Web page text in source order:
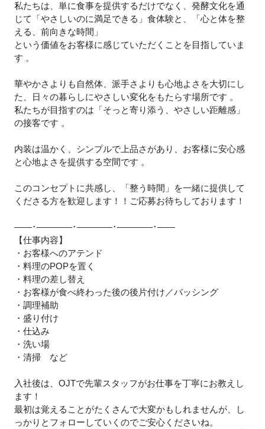
私たちは、単に食事を提供するだけでなく、発酵文化を通
じて「やさしいのに満足できる」食体験と、「心と体を整
える、前向きな時間」
という価値をお客様に感じていただくことを目指していま
す 。
華やかさよりも自然体、派手さよりも心地よさを大切にし
た、日々の暮らしにやさしい変化をもたらす場所です 。
私たちが目指すのは「そっと寄り添う、やさしい距離感」
の接客です 。
内装は温かく、シンプルで上品さがあり、お客様に安心感
と心地よさを提供する空間です 。
このコンセプトに共感し、「整う時間」を一緒に提供して
くださる方を歓迎します！！ご応募お待ちしております！
――･――――･――――･――――･――
【仕事内容】
・お客様へのアテンド
・料理のPOPを置く
・料理の差し替え
・お客様が食べ終わった後の後片付け／バッシング
・調理補助
・盛り付け
・仕込み
・洗い場
・清掃 など
入社後は、OJTで先輩スタッフがお仕事を丁寧にお教えし
ます！
最初は覚えることがたくさんで大変かもしれませんが、し
っかりとフォローしていくのでご安心くださいね。